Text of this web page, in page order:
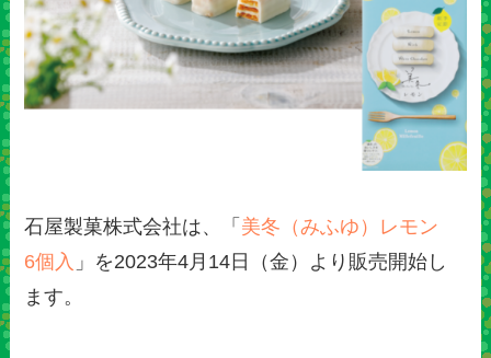
石屋製菓株式会社は、「 美冬（みふゆ）レモン
6個入 」を2023年4月14日（金）より販売開始し
ます。